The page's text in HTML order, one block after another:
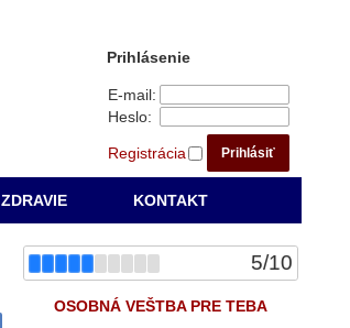
Prihlásenie
E-mail:
Heslo:
Registrácia Prihlásiť
ZDRAVIE KONTAKT
5/10
OSOBNÁ VEŠTBA PRE TEBA